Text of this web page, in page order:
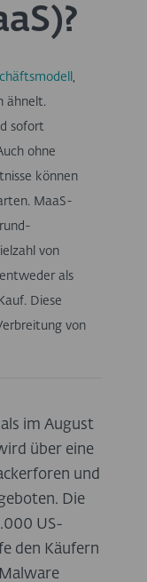
,
ähnelt.
sofort
ohne
können
MaaS-
von
als
Diese
von
im August
über eine
und
Die
US-
den Käufern